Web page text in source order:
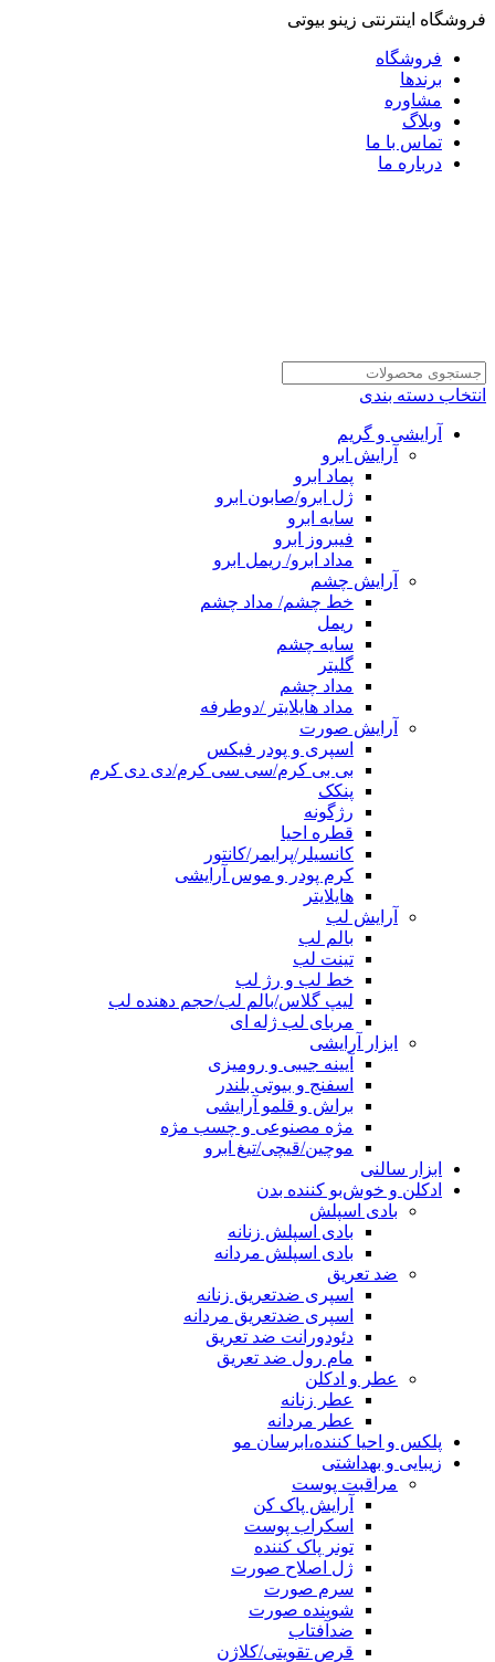
فروشگاه اینترنتی زینو بیوتی
فروشگاه
برندها
مشاوره
وبلاگ
تماس با ما
درباره ما
انتخاب دسته بندی
آرایشی و گریم
آرایش ابرو
پماد ابرو
ژل ابرو/صابون ابرو
سایه ابرو
فیبروز ابرو
مداد ابرو/ ریمل ابرو
آرایش چشم
خط چشم/ مداد چشم
ریمل
سایه چشم
گلیتر
مداد چشم
مداد هایلایتر /دوطرفه
آرایش صورت
اسپری و پودر فیکس
بی بی کرم/سی سی کرم/دی دی کرم
پنکک
رژگونه
قطره احیا
کانسیلر/پرایمر/کانتور
کرم پودر و موس آرایشی
هایلایتر
آرایش لب
بالم لب
تینت لب
خط لب و رژ لب
لیپ گلاس/بالم لب/حجم دهنده لب
مربای لب ژله ای
ابزار آرایشی
آیینه جیبی و رومیزی
اسفنج و بیوتی بلندر
براش و قلمو آرایشی
مژه مصنوعی و چسب مژه
موچین/قیچی/تیغ ابرو
ابزار سالنی
ادکلن و خوش‌بو کننده بدن
بادی اسپلش
بادی اسپلش زنانه
بادی اسپلش مردانه
ضد تعریق
اسپری ضدتعریق زنانه
اسپری ضدتعریق مردانه
دئودورانت ضد تعریق
مام رول ضد تعریق
عطر و ادکلن
عطر زنانه
عطر مردانه
پلکس و احیا کننده،ابرسان مو
زیبایی و بهداشتی
مراقبت پوست
آرایش پاک کن
اسکراب پوست
تونر پاک کننده
ژل اصلاح صورت
سرم صورت
شوینده صورت
ضدآفتاب
قرص تقویتی/کلاژن